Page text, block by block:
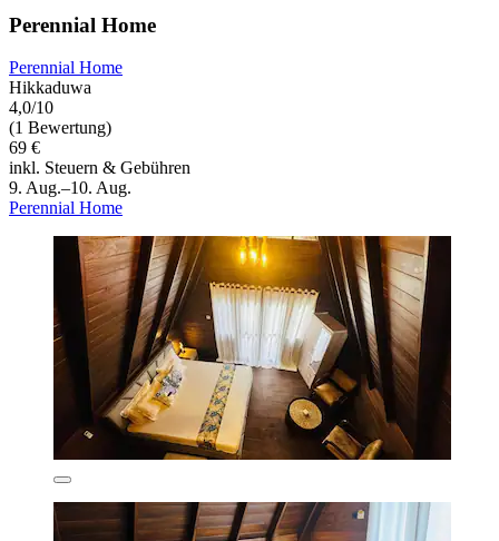
Perennial Home
Perennial Home
Hikkaduwa
4,0/10
(1 Bewertung)
69 €
inkl. Steuern & Gebühren
9. Aug.–10. Aug.
Perennial Home